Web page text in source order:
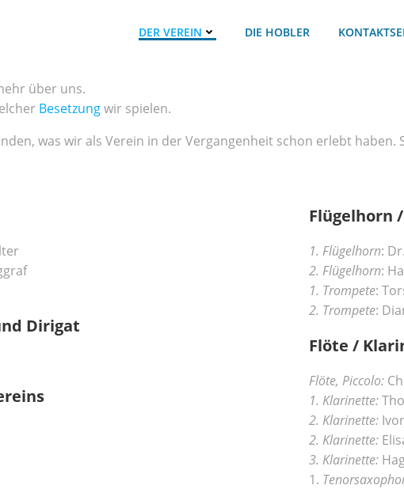
DER VEREIN DIE HOBLER
über uns.
Besetzungwir spielen.
was wir als Verein in der Vergangenheit schon erlebt haben.
Dirigat
Flügelhorn
1. Flügelhorn:
2. Flügelhorn:
1. Trompete:
2. Trompete:
Flöte /
Flöte, Piccolo:
1. Klarinette:
2. Klarinette:
2. Klarinette:
3. Klarinette:
1.